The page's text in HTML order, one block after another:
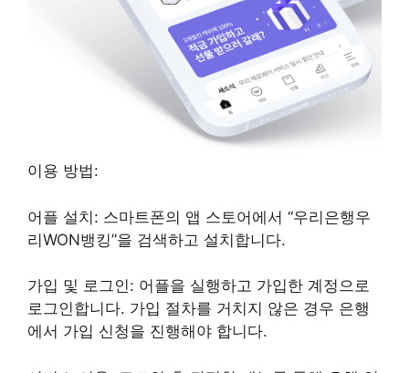
이용 방법:
어플 설치: 스마트폰의 앱 스토어에서 “우리은행우
리WON뱅킹”을 검색하고 설치합니다.
가입 및 로그인: 어플을 실행하고 가입한 계정으로
로그인합니다. 가입 절차를 거치지 않은 경우 은행
에서 가입 신청을 진행해야 합니다.